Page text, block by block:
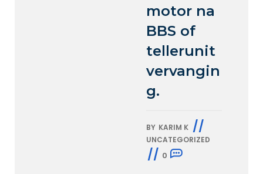
motor na
BBS of
tellerunit
vervangin
g.
BY KARIM K //
UNCATEGORIZED
// 0